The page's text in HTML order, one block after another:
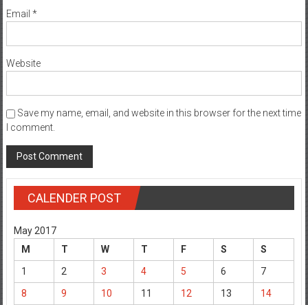
I comment.
CALENDER POST
May 2017
1
2 3 4 5 6
7
8
9 10 11 12 13
14
15
16 17 18 19 20
21